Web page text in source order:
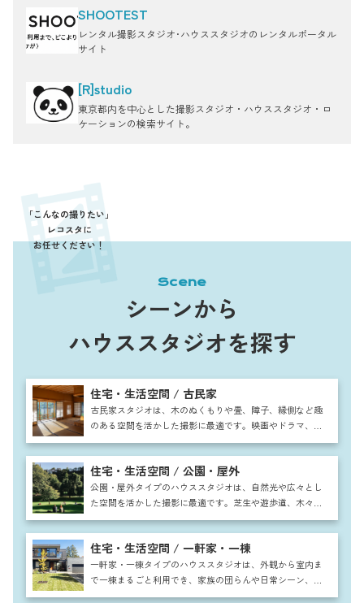
SHOOTEST
レンタル撮影スタジオ･ハウススタジオのレンタルポータル
サイト
[R]studio
東京都内を中心とした撮影スタジオ・ハウススタジオ・ロ
ケーションの検索サイト。
「こんなの撮りたい」
レコスタに
お任せください！
Scene
シーンから
ハウススタジオを探す
住宅・生活空間 / 古民家
古民家スタジオは、木のぬくもりや畳、障子、縁側など趣
のある空間を活かした撮影に最適です。映画やドラマ、広
告や雑誌など幅広い用途に利用でき、和の暮らしを再現す
ることで物語性のある作品作りが可能です。自然光と調和
した落ち着いた雰囲気は人物や商品の魅力を引き出し、四
季折々の庭や外観も含めて非日常感と情緒を演出できま
す。
住宅・生活空間 / 公園・屋外
公園・屋外タイプのハウススタジオは、自然光や広々とし
た空間を活かした撮影に最適です。芝生や遊歩道、木々や
ベンチを背景にすることで、ファッションや広告、家族写
真やカップルシーンまで幅広く対応可能。四季折々の自然
を取り入れた撮影ができ、ドラマやCM、MVなどストーリ
ー性ある作品にも適しています。
住宅・生活空間 / 一軒家・一棟
一軒家・一棟タイプのハウススタジオは、外観から室内ま
で一棟まるごと利用でき、家族の団らんや日常シーン、ホ
ームパーティーの撮影に最適です。リビングやキッチン、